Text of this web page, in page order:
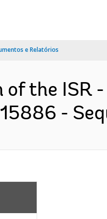
e Relatórios
of the
-